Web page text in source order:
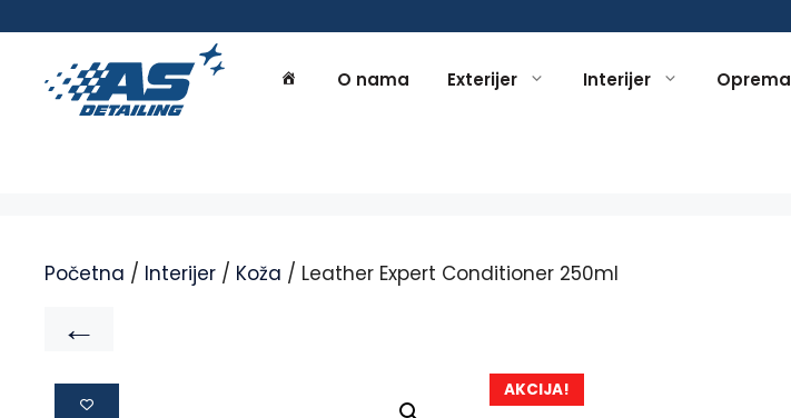
O nama Exterijer Interijer Oprema
Početna / Interijer / Koža / Leather Expert Conditioner 250ml
←
AKCIJA!